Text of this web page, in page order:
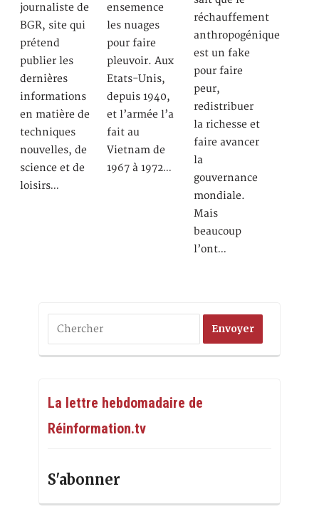
journaliste de
BGR, site qui
prétend
publier les
dernières
informations
en matière de
techniques
nouvelles, de
science et de
loisirs…
ensemence
les nuages
pour faire
pleuvoir. Aux
Etats-Unis,
depuis 1940,
et l’armée l’a
fait au
Vietnam de
1967 à 1972…
réchauffement
anthropogénique
est un fake
pour faire
peur,
redistribuer
la richesse et
faire avancer
la
gouvernance
mondiale.
Mais
beaucoup
l’ont…
La lettre hebdomadaire de
Réinformation.tv
S'abonner